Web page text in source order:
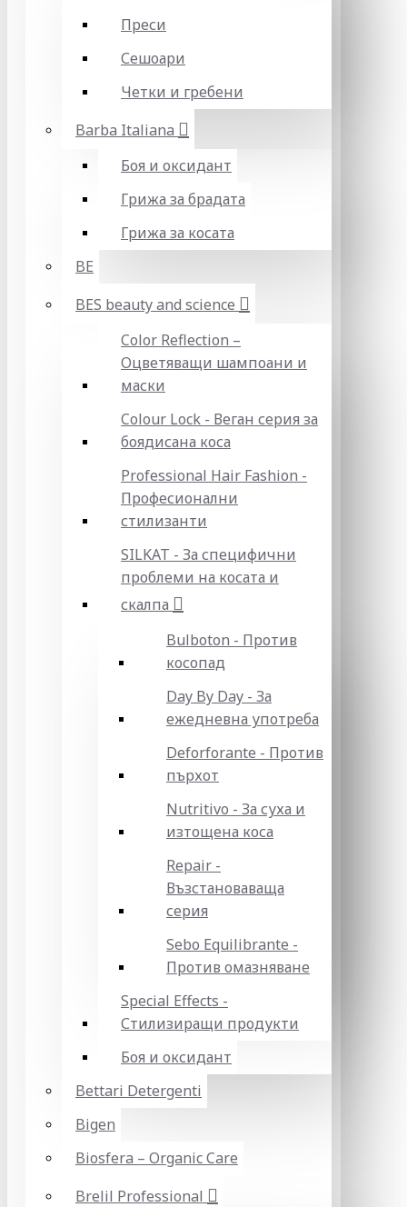
Преси
Сешоари
Четки и гребени
Barba Italiana
Боя и оксидант
Грижа за брадата
Грижа за косата
BE
BES beauty and science
Color Reflection –
Оцветяващи шампоани и
маски
Colour Lock - Веган серия за
боядисана коса
Professional Hair Fashion -
Професионални
стилизанти
SILKAT - За специфични
проблеми на косата и
скалпа
Bulboton - Против
косопад
Day By Day - За
ежедневна употреба
Deforforante - Против
пърхот
Nutritivo - За суха и
изтощена коса
Repair -
Възстановаваща
серия
Sebo Equilibrante -
Против омазняване
Special Effects -
Стилизиращи продукти
Боя и оксидант
Bettari Detergenti
Bigen
Biosfera – Organic Care
Brelil Professional